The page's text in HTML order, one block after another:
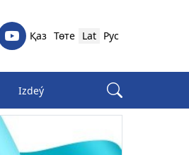
Қаз Төте Lat Рус